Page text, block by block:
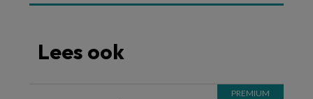
Lees ook